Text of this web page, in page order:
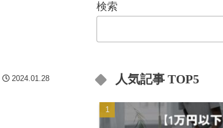
2024.01.28
検索
人気記事 TOP5